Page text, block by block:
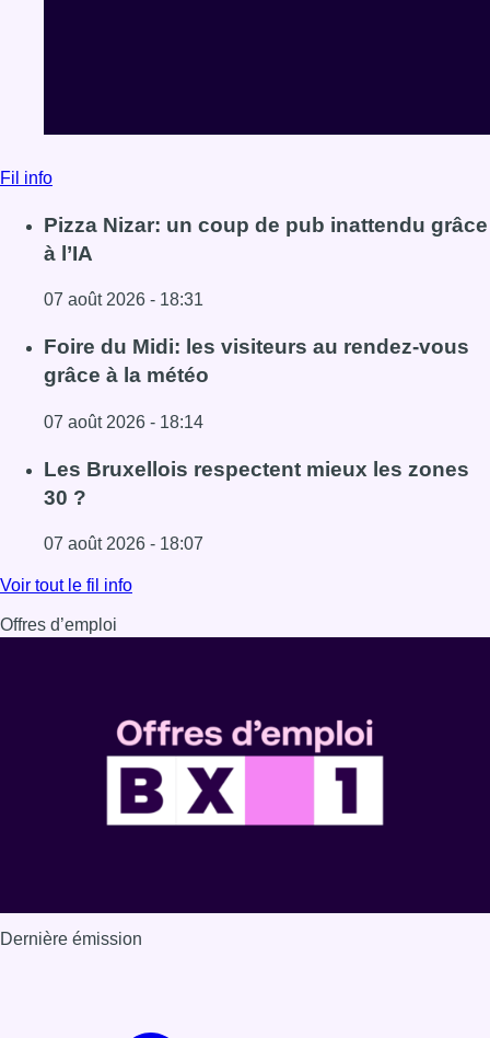
Fil info
Pizza Nizar: un coup de pub inattendu grâce
à l’IA
07 août 2026 - 18:31
Lire l'article Pizza Nizar: un coup de pub inattendu grâce
Foire du Midi: les visiteurs au rendez-vous
grâce à la météo
07 août 2026 - 18:14
Lire l'article Foire du Midi: les visiteurs au rendez-vous
Les Bruxellois respectent mieux les zones
30 ?
07 août 2026 - 18:07
Lire l'article Les Bruxellois respectent mieux les zones 30
Voir tout le fil info
Offres d’emploi
Dernière émission